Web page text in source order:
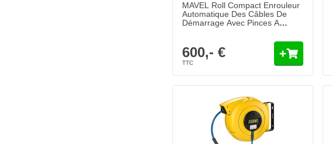
MAVEL Roll Compact Enrouleur
Automatique Des Câbles De
Démarrage Avec Pinces A
600,- €